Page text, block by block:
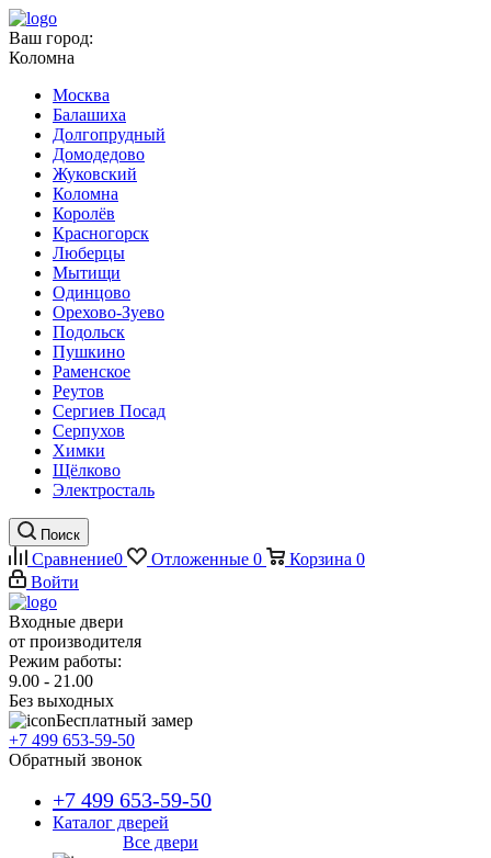
Ваш город:
Коломна
Москва
Балашиха
Долгопрудный
Домодедово
Жуковский
Коломна
Королёв
Красногорск
Люберцы
Мытищи
Одинцово
Орехово-Зуево
Подольск
Пушкино
Раменское
Реутов
Сергиев Посад
Серпухов
Химки
Щёлково
Электросталь
Поиск
Сравнение0 Отложенные 0 Корзина 0
Войти
Входные двери
от производителя
Режим работы:
9.00 - 21.00
Без выходных
Бесплатный замер
+7 499 653-59-50
Обратный звонок
+7 499 653-59-50
Каталог дверей
Все двери